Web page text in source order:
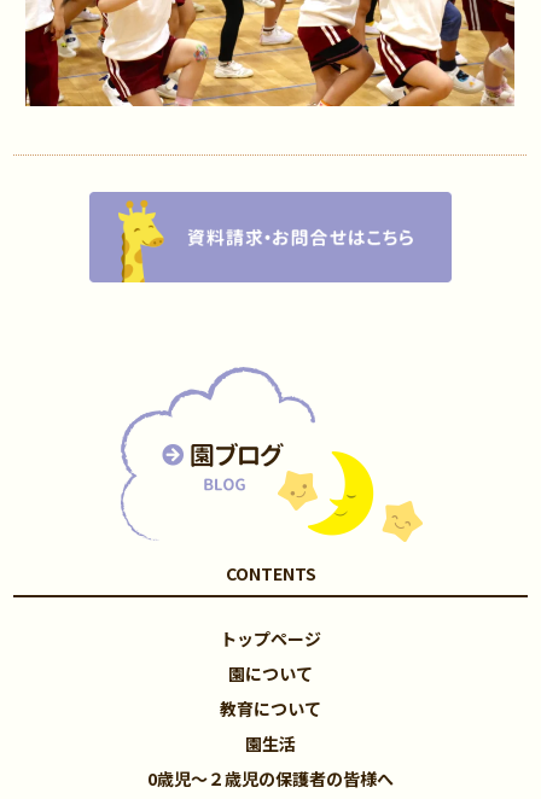
CONTENTS
トップページ
園について
教育について
園生活
0歳児～２歳児の保護者の皆様へ